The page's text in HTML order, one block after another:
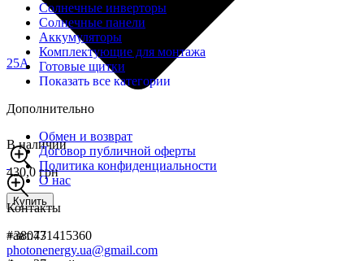
В наличии
430,0 грн
Купить
#авт.47
Солнечные инверторы
Солнечные панели
Аккумуляторы
Комплектующие для монтажа
Готовые щитки
Показать все категории
Дополнительно
Обмен и возврат
Договор публичной оферты
Политика конфиденциальности
О нас
Контакты
+380731415360
photonenergy.ua@gmail.com